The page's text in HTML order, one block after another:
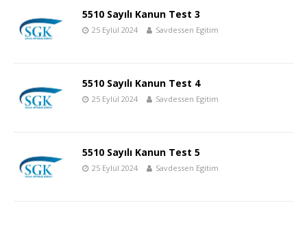
5510 Sayılı Kanun Test 3
25 Eylül 2024 Savdessen Egitim
5510 Sayılı Kanun Test 4
25 Eylül 2024 Savdessen Egitim
5510 Sayılı Kanun Test 5
25 Eylül 2024 Savdessen Egitim